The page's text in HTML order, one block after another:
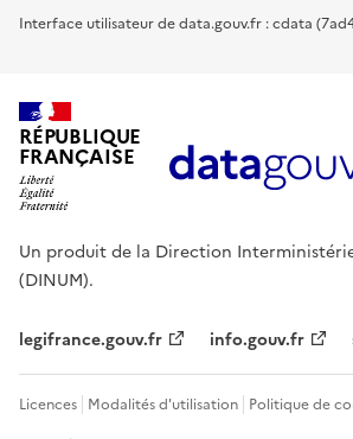
Interface utilisateur de data.gouv.fr : cdata
RÉPUBLIQUE
FRANÇAISE
Un produit de la Direction
(DINUM).
legifrance.gouv.fr info.gouv.fr
Licences Modalités d'utilisation Politique de